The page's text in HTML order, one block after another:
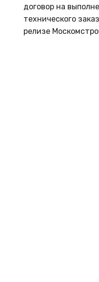
договор на
технического
релизе